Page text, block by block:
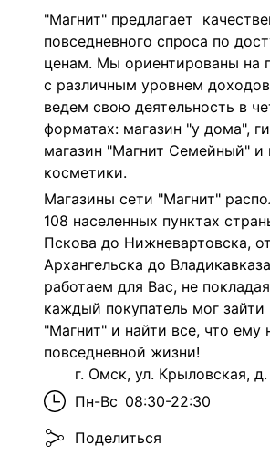
"Магнит" предлагает
повседневного спроса по
ценам. Мы ориентированы на
с различным уровнем
ведем свою деятельность в
форматах: магазин "у дома",
магазин "Магнит Семейный" и
косметики.
Магазины сети "Магнит"
108 населенных пунктах
Пскова до Нижневартовска, от
Архангельска до
работаем для Вас, не
каждый покупатель мог зайти
"Магнит" и найти все, что ему
повседневной жизни!
г. Омск, ул. Крыловская,
Пн-Вс 08:30-22:30
Поделиться